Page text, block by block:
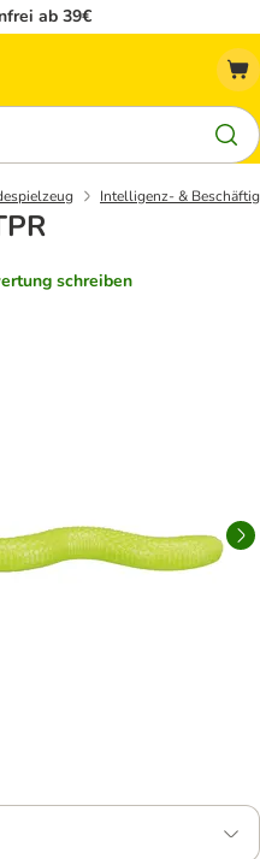
ab 39€
Intelligenz- &
schreiben